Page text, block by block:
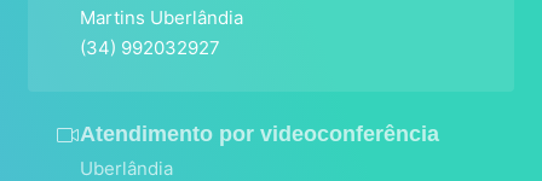
Martins Uberlândia
(34) 992032927
Atendimento por videoconferência
Uberlândia